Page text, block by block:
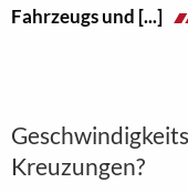
Fahrzeugs und [...]
Kreuzungen?